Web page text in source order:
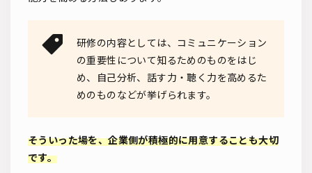
研修の内容としては、コミュニケーション
の重要性について知るためのものをはじ
め、自己分析、話す力・聴く力を高めるた
めのものなどが挙げられます。
そういった場を、企業側が積極的に用意することも大切
です。